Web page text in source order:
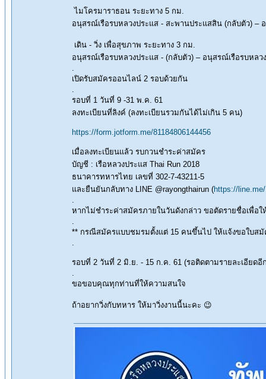
ไมโครมาราธอน ระยะทาง 5 กม.
อนุสรณ์เรือรบหลวงประแส - สะพานประแสสิน (กลับตัว) –
เดิน - วิ่ง เพื่อสุขภาพ ระยะทาง 3 กม.
อนุสรณ์เรือรบหลวงประแส - (กลับตัว) – อนุสรณ์เรือรบหลว
.
เปิดรับสมัครออนไลน์ 2 รอบด้วยกัน
.
รอบที่ 1 วันที่ 9 -31 พ.ค. 61
ลงทะเบียนที่ลิงค์ (ลงทะเบียนรวมกันได้ไม่เกิน 5 คน)
https://form.jotform.me/81184806144456
เมื่อลงทะเบียนแล้ว รบกวนชำระค่าสมัคร
บัญชี : เรือหลวงประแส Thai Run 2018
ธนาคารทหารไทย เลขที่ 302-7-43211-5
และยืนยันกลับทาง LINE @rayongthairun (https://
.
หากไม่ชำระค่าสมัครภายในวันดังกล่าว ขอตัดรายชื่อเพื่อ
.
** กรณีสมัครแบบชมรมตั้งแต่ 15 คนขึ้นไป ให้แจ้งขอใบสมั
.
รอบที่ 2 วันที่ 2 มิ.ย. - 15 ก.ค. 61 (รอติดตามรายละเอียดอี
.
ขอขอบคุณทุกท่านที่ให้ความสนใจ
ถ้าอยากวิ่งกับทหาร ให้มาวิ่งงานนี้นะคะ 😉